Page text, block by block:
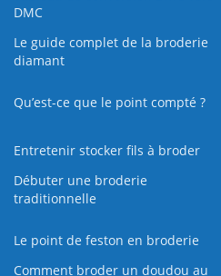
DMC
Le guide complet de la broderie
diamant
Qu’est-ce que le point compté ?
Entretenir stocker fils à broder
Débuter une broderie
traditionnelle
Le point de feston en broderie
Comment broder un doudou au